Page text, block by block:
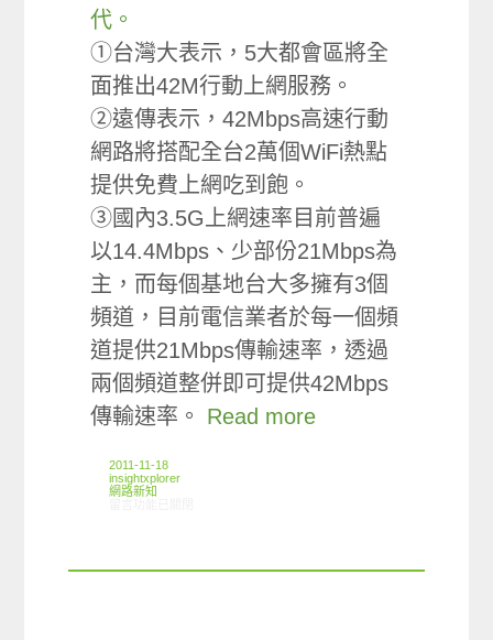
代。
①台灣大表示，5大都會區將全
面推出42M行動上網服務。
②遠傳表示，42Mbps高速行動
網路將搭配全台2萬個WiFi熱點
提供免費上網吃到飽。
③國內3.5G上網速率目前普遍
以14.4Mbps、少部份21Mbps為
主，而每個基地台大多擁有3個
頻道，目前電信業者於每一個頻
道提供21Mbps傳輸速率，透過
兩個頻道整併即可提供42Mbps
傳輸速率。 Read more
2011-11-18
insightxplorer
網路新知